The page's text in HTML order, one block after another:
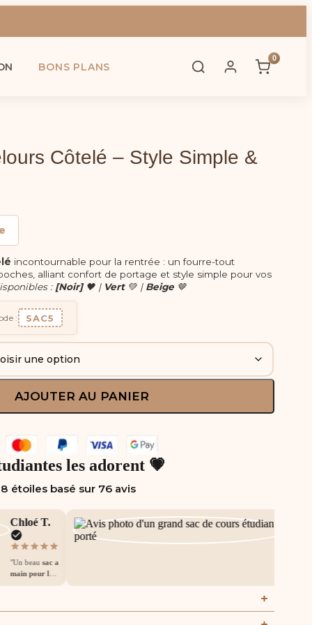
BONS PLANS
0
Côtelé – Style Simple &
incontournable pour la rentrée : un fourre-tout
alliant confort de portage et style simple pour vos
: [Noir]🖤 | Vert💚 | Beige 🤎
: SAC5
AJOUTER AU PANIER
les adorent 💗
étoiles basé sur 76 avis
Chloé T.
"Un beausac a
main pour les
courspour son